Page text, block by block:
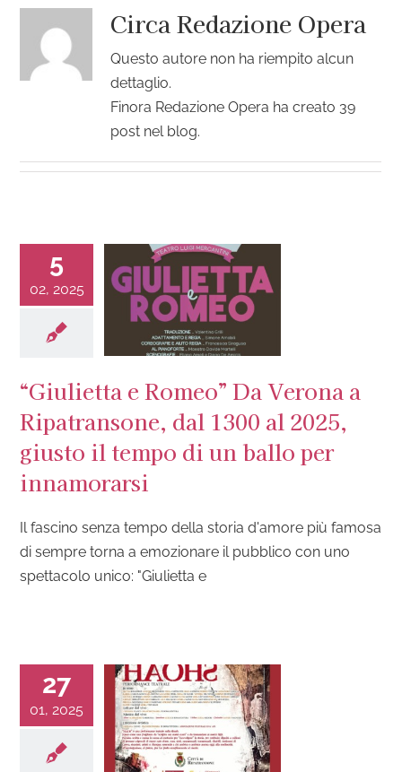
CircaRedazione Opera
Questo autore non ha riempito alcun
dettaglio.
Finora Redazione Opera ha creato 39
post nel blog.
5
02, 2025
“Giulietta e Romeo” Da Verona a
Ripatransone, dal 1300 al 2025,
giusto il tempo di un ballo per
innamorarsi
Il fascino senza tempo della storia d'amore più famosa
di sempre torna a emozionare il pubblico con uno
spettacolo unico: "Giulietta e
27
01, 2025